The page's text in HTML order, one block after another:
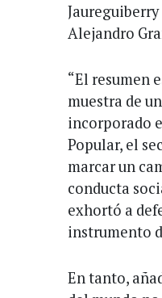
Alejandro
“El resumen
muestra de
incorporado
Popular, el
marcar un
conducta
exhortó a
instrumento
En tanto,